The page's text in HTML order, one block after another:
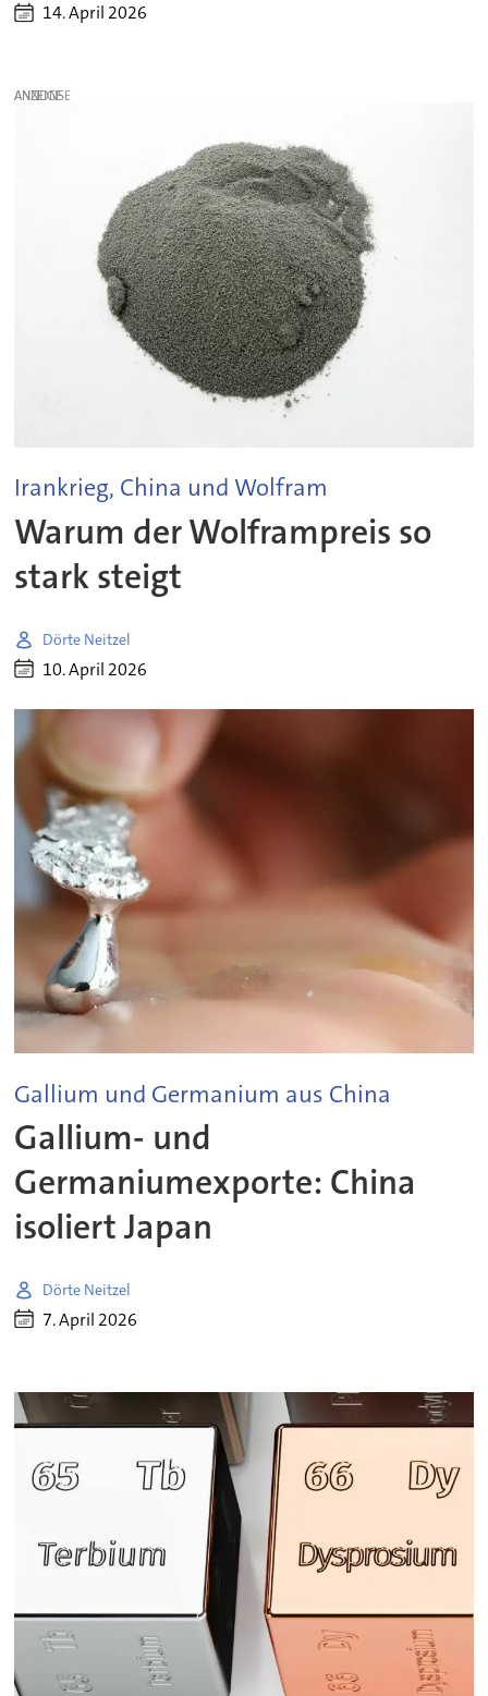
14. April 2026
ANZEIGE
Irankrieg, China und Wolfram
Warum der Wolframpreis so
stark steigt
Dörte Neitzel
10. April 2026
Gallium und Germanium aus China
Gallium- und
Germaniumexporte: China
isoliert Japan
Dörte Neitzel
7. April 2026